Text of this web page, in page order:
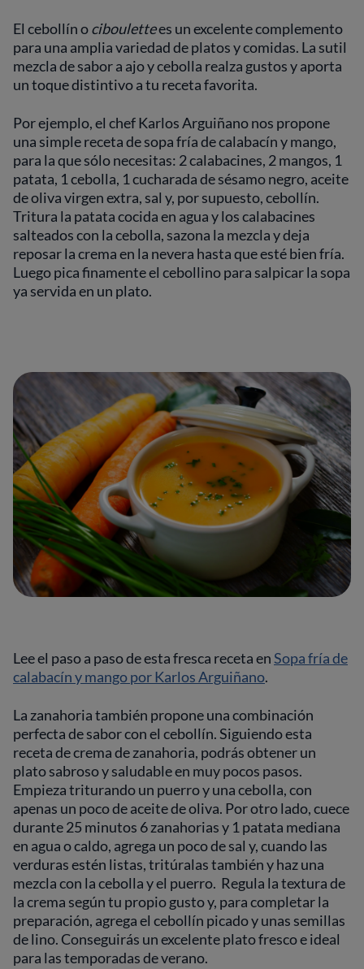
El cebollín ociboulettees un excelente complemento
para una amplia variedad de platos y comidas. La sutil
mezcla de sabor a ajo y cebolla realza gustos y aporta
un toque distintivo a tu receta favorita.
Por ejemplo, el chef Karlos Arguiñano nos propone
una simple receta de sopa fría de calabacín y mango,
para la que sólo necesitas: 2 calabacines, 2 mangos, 1
patata, 1 cebolla, 1 cucharada de sésamo negro, aceite
de oliva virgen extra, sal y, por supuesto, cebollín.
Tritura la patata cocida en agua y los calabacines
salteados con la cebolla, sazona la mezcla y deja
reposar la crema en la nevera hasta que esté bien fría.
Luego pica finamente el cebollino para salpicar la sopa
ya servida en un plato.
Lee el paso a paso de esta fresca receta enSopa fría de
calabacín y mango por Karlos Arguiñano.
La zanahoria también propone una combinación
perfecta de sabor con el cebollín. Siguiendo esta
receta de crema de zanahoria, podrás obtener un
plato sabroso y saludable en muy pocos pasos.
Empieza triturando un puerro y una cebolla, con
apenas un poco de aceite de oliva. Por otro lado, cuece
durante 25 minutos 6 zanahorias y 1 patata mediana
en agua o caldo, agrega un poco de sal y, cuando las
verduras estén listas, tritúralas también y haz una
mezcla con la cebolla y el puerro. Regula la textura de
la crema según tu propio gusto y, para completar la
preparación, agrega el cebollín picado y unas semillas
de lino. Conseguirás un excelente plato fresco e ideal
para las temporadas de verano.